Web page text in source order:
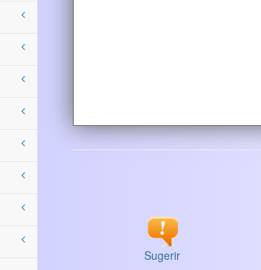
Sugerir